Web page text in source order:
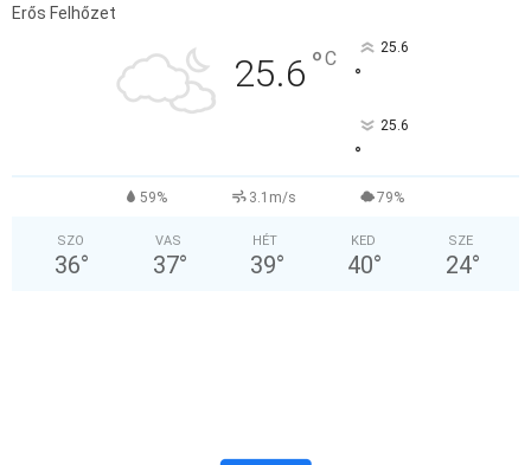
Erős Felhőzet
25.6 °C 25.6
°
25.6
°
59% 3.1m/s 79%
SZO
36°
VAS
37°
HÉT
39°
KED
40°
SZE
24°